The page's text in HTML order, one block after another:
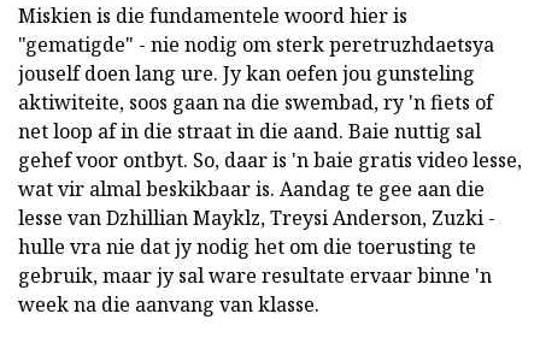
Miskien is die fundamentele woord hier is
"gematigde" - nie nodig om sterk peretruzhdaetsya
jouself doen lang ure. Jy kan oefen jou gunsteling
aktiwiteite, soos gaan na die swembad, ry 'n fiets of
net loop af in die straat in die aand. Baie nuttig sal
gehef voor ontbyt. So, daar is 'n baie gratis video lesse,
wat vir almal beskikbaar is. Aandag te gee aan die
lesse van Dzhillian Mayklz, Treysi Anderson, Zuzki -
hulle vra nie dat jy nodig het om die toerusting te
gebruik, maar jy sal ware resultate ervaar binne 'n
week na die aanvang van klasse.